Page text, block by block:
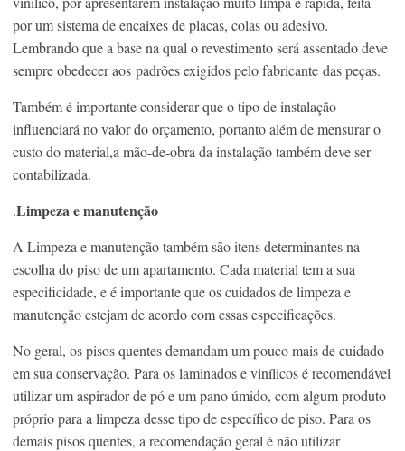
por um sistema de encaixes de placas, colas ou adesivo.
Lembrando que a base na qual o revestimento será assentado deve
sempre obedecer aos padrões exigidos pelo fabricante das peças.
Também é importante considerar que o tipo de instalação
influenciará no valor do orçamento, portanto além de mensurar o
custo do material,a mão-de-obra da instalação também deve ser
contabilizada.
.Limpeza e manutenção
A Limpeza e manutenção também são itens determinantes na
escolha do piso de um apartamento. Cada material tem a sua
especificidade, e é importante que os cuidados de limpeza e
manutenção estejam de acordo com essas especificações.
No geral, os pisos quentes demandam um pouco mais de cuidado
em sua conservação. Para os laminados e vinílicos é recomendável
utilizar um aspirador de pó e um pano úmido, com algum produto
próprio para a limpeza desse tipo de específico de piso. Para os
demais pisos quentes, a recomendação geral é não utilizar